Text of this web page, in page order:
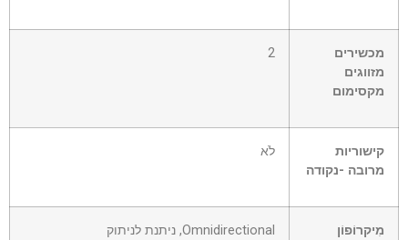
מכשירים
מזווגים
מקסימום
2
קישוריות
מרובה -נקודה
לֹא
מִיקרוֹפוֹן Omnidirectional, ניתנת לניתוק